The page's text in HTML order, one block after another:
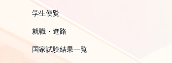
学生便覧
就職・進路
国家試験結果一覧